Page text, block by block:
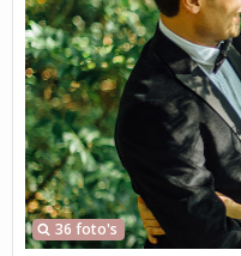
36 foto's